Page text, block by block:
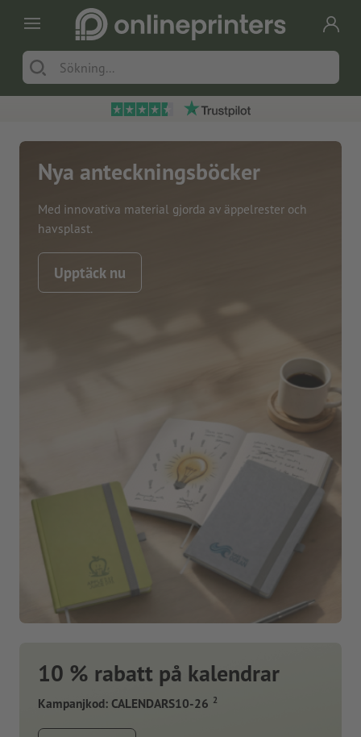
Nya anteckningsböcker
Med innovativa material gjorda av äppelrester och
havsplast.
Upptäck nu
10 % rabatt på kalendrar
Kampanjkod: CALENDARS10-26 2